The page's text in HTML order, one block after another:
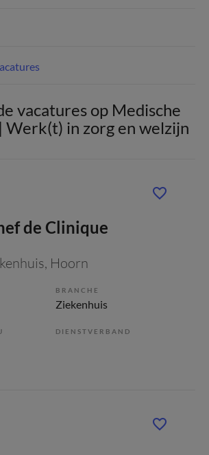
vacatures op Medische
Werk(t) in zorg en welzijn
de Clinique
, Hoorn
BRANCHE
Ziekenhuis
DIENSTVERBAND